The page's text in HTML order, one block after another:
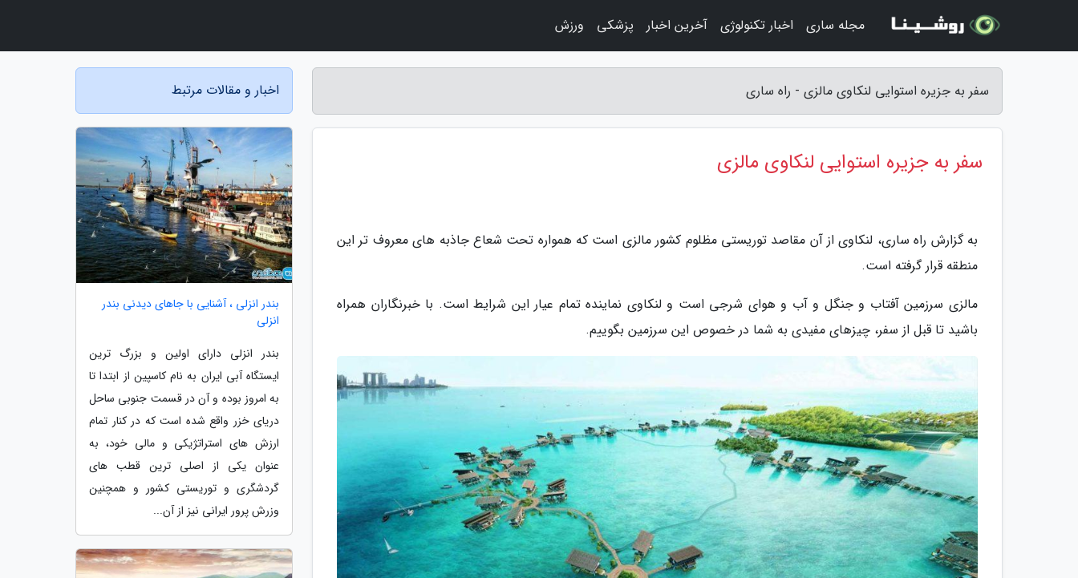
سفر به جزیره استوایی لنکاوی مالزی - راه ساری
سفر به جزیره استوایی لنکاوی مالزی
به گزارش راه ساری، لنکاوی از آن مقاصد توریستی مظلوم کشور مالزی است که همواره تحت شعاع جاذبه های معروف تر این
منطقه قرار گرفته است.
مالزی سرزمین آفتاب و جنگل و آب و هوای شرجی است و لنکاوی نماینده تمام عیار این شرایط است. با خبرنگاران همراه
باشید تا قبل از سفر، چیزهای مفیدی به شما در خصوص این سرزمین بگوییم.
اخبار و مقالات مرتبط
بندر انزلی ، آشنایی با جاهای دیدنی بندر
انزلی
بندر انزلی دارای اولین و بزرگ ترین
ایستگاه آبی ایران به نام کاسپین از ابتدا تا
به امروز بوده و آن در قسمت جنوبی ساحل
دریای خزر واقع شده است که در کنار تمام
ارزش های استراتژیکی و مالی خود، به
عنوان یکی از اصلی ترین قطب های
گردشگری و توریستی کشور و همچنین
وزرش پرور ایرانی نیز از آن...
مجله ساری اخبار تکنولوژی آخرین اخبار پزشکی ورزش